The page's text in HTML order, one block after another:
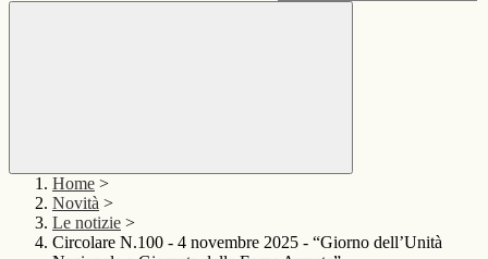
Home >
Novità >
Le notizie >
Circolare N.100 - 4 novembre 2025 - “Giorno dell’Unità